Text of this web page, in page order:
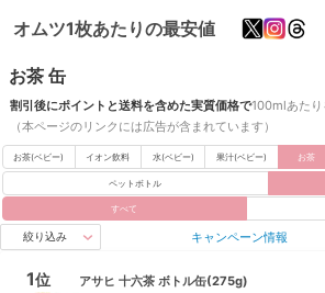
オムツ1枚あたりの最安値
お茶 缶
割引後にポイントと送料を含めた実質価格で100mlあたり
（本ページのリンクには広告が含まれています）
お茶(ベビー) イオン飲料 水(ベビー) 果汁(ベビー) お茶
ペットボトル
すべて
絞り込み キャンペーン情報
1位 アサヒ 十六茶 ボトル缶(275g)